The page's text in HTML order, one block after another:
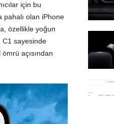
için bu
pahalı olan iPhone
özellikle yoğun
C1 sayesinde
açısından